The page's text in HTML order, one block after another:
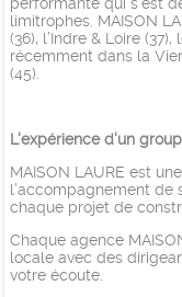
limitrophes. MAISON
(36), l’Indre & Loire
récemment dans la
(45).
L'expérience d'un
MAISON LAURE est
l’accompagnement de
chaque projet de
Chaque agence
locale avec des
votre écoute.